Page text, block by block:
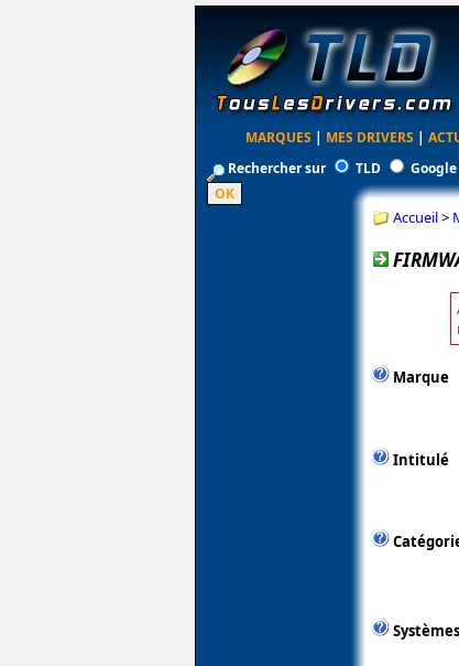
MARQUES | MES DRIVERS |
Rechercher sur
TLD Google
Accueil>
Marque
Intitulé